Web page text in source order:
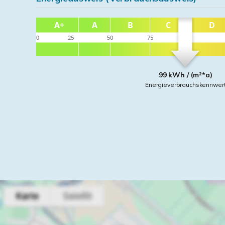
99 kWh / (m²*a)